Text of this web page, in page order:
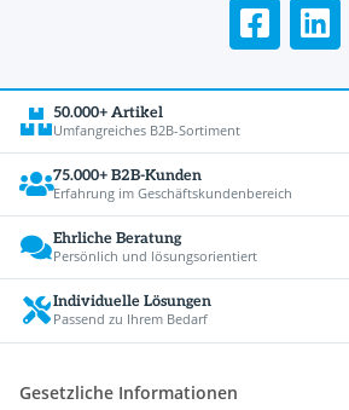
50.000+ Artikel
Umfangreiches B2B-Sortiment
75.000+ B2B-Kunden
Erfahrung im Geschäftskundenbereich
Ehrliche Beratung
Persönlich und lösungsorientiert
Individuelle Lösungen
Passend zu Ihrem Bedarf
Gesetzliche Informationen